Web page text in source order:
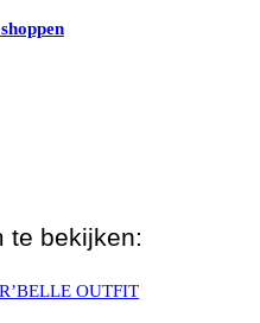
te bekijken:
OUTFIT